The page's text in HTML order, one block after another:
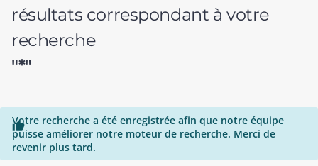
résultats correspondant à votre
recherche
"*"

Votre recherche a été enregistrée afin que notre équipe
puisse améliorer notre moteur de recherche. Merci de
revenir plus tard.